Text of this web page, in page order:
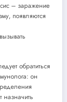
– заражение
появляются
обратиться
он
назначить